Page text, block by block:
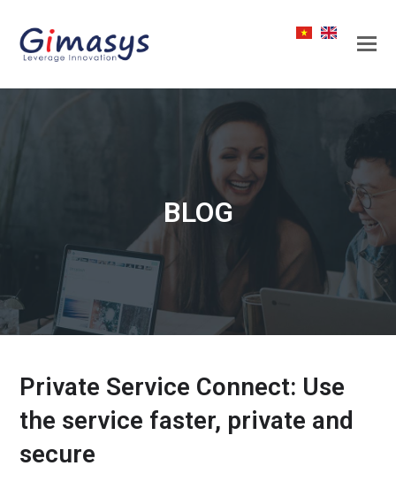
BLOG
Private Service Connect: Use
the service faster, private and
secure